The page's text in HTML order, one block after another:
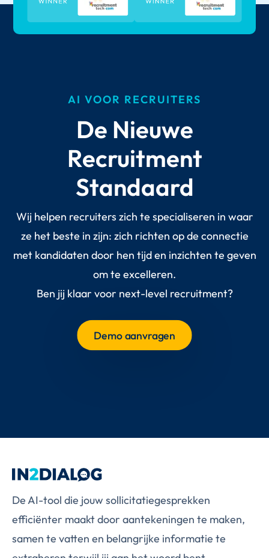
AI VOOR RECRUITERS
De Nieuwe
Recruitment
Standaard
Wij helpen recruiters zich te specialiseren in waar
ze het beste in zijn: zich richten op de connectie
met kandidaten door hen tijd en inzichten te geven
om te excelleren.
Ben jij klaar voor next-level recruitment?
Demo aanvragen
De AI-tool die jouw sollicitatiegesprekken
efficiënter maakt door aantekeningen te maken,
samen te vatten en belangrijke informatie te